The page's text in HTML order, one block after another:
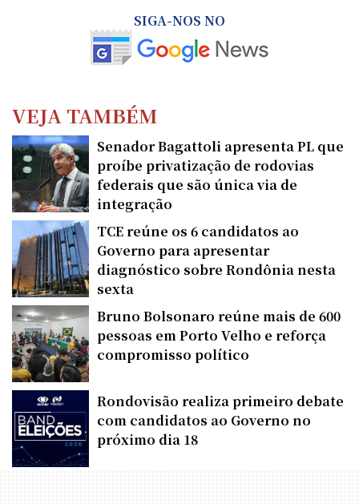
SIGA-NOS NO
VEJA TAMBÉM
Senador Bagattoli apresenta PL que
proíbe privatização de rodovias
federais que são única via de
integração
TCE reúne os 6 candidatos ao
Governo para apresentar
diagnóstico sobre Rondônia nesta
sexta
Bruno Bolsonaro reúne mais de 600
pessoas em Porto Velho e reforça
compromisso político
Rondovisão realiza primeiro debate
com candidatos ao Governo no
próximo dia 18